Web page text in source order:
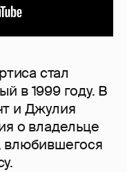
стал
в 1999 году. В
и Джулия
о владельце
влюбившегося